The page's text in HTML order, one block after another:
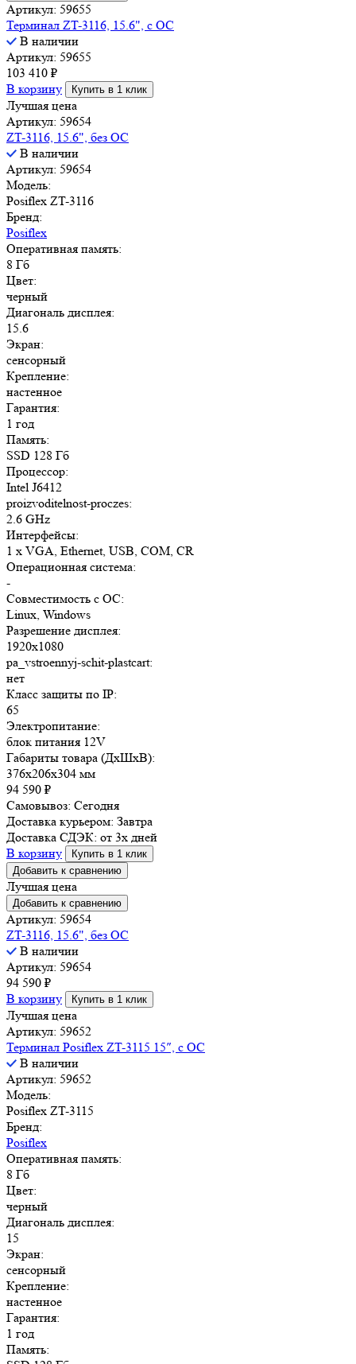
Артикул: 59655
Терминал ZT-3116, 15.6", с ОС
В наличии
Артикул: 59655
103 410 ₽
В корзину
Купить в 1 клик
Лучшая цена
Артикул: 59654
ZT-3116, 15.6", без ОС
В наличии
Артикул: 59654
Модель:
Posiflex ZT-3116
Бренд:
Posiflex
Оперативная память:
8 Гб
Цвет:
черный
Диагональ дисплея:
15.6
Экран:
сенсорный
Крепление:
настенное
Гарантия:
1 год
Память:
SSD 128 Гб
Процессор:
Intel J6412
proizvoditelnost-proczes:
2.6 GHz
Интерфейсы:
1 x VGA, Ethernet, USB, COM, CR
Операционная система:
-
Совместимость с ОС:
Linux, Windows
Разрешение дисплея:
1920x1080
pa_vstroennyj-schit-plastcart:
нет
Класс защиты по IP:
65
Электропитание:
блок питания 12V
Габариты товара (ДxШxВ):
376x206x304 мм
94 590 ₽
Самовывоз: Сегодня
Доставка курьером: Завтра
Доставка СДЭК: от 3х дней
В корзину
Купить в 1 клик
Добавить к сравнению
Лучшая цена
Добавить к сравнению
Артикул: 59654
ZT-3116, 15.6", без ОС
В наличии
Артикул: 59654
94 590 ₽
В корзину
Купить в 1 клик
Лучшая цена
Артикул: 59652
Терминал Posiflex ZT-3115 15″, с ОС
В наличии
Артикул: 59652
Модель:
Posiflex ZT-3115
Бренд:
Posiflex
Оперативная память:
8 Гб
Цвет:
черный
Диагональ дисплея:
15
Экран:
сенсорный
Крепление:
настенное
Гарантия:
1 год
Память: